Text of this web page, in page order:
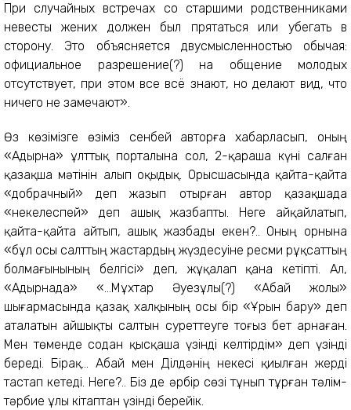
При случайных встречах со старшими родственниками
невесты жених должен был прятаться или убегать в
сторону. Это объясняется двусмысленностью обычая:
официальное разрешение(?) на общение молодых
отсутствует, при этом все всё знают, но делают вид, что
ничего не замечают».
Өз көзімізге өзіміз сенбей авторға хабарласып, оның
«Адырна» ұлттық порталына сол, 2-қараша күні салған
қазақша мәтінін алып оқыдық. Орысшасында қайта-қайта
«добрачный» деп жазып отырған автор қазақшада
«некелеспей» деп ашық жазбапты. Неге айқайлатып,
қайта-қайта айтып, ашық жазбады екен?.. Оның орнына
«бұл осы салттың жастардың жүздесуіне ресми рұқсаттың
болмағынының белгісі» деп, жұқалап қана кетіпті. Ал,
«Адырнада» «...Мұхтар Әуезұлы(?) «Абай жолы»
шығармасында қазақ халқының осы бір «Ұрын бару» деп
аталатын айшықты салтын суреттеуге тоғыз бет арнаған.
Мен төменде содан қысқаша үзінді келтірдім» деп үзінді
береді. Бірақ... Абай мен Ділдәнің некесі қиылған жерді
тастап кетеді. Неге?.. Біз де әрбір сөзі тұнып тұрған тәлім-
тәрбие ұлы кітаптан үзінді берейік.